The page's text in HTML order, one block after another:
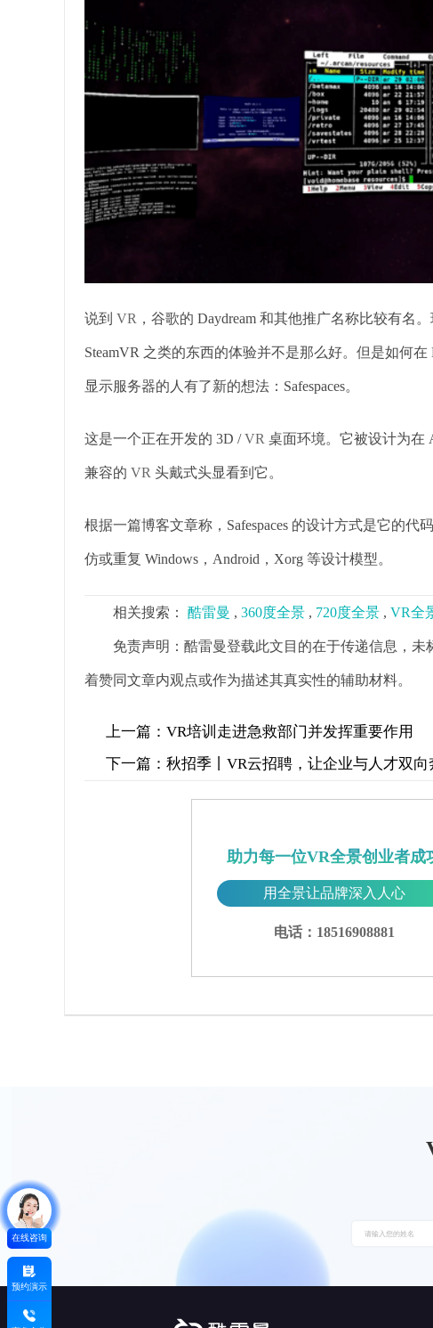
说到 VR ，谷歌的 Daydream 和其他推广名称比较有名
SteamVR 之类的东西的体验并不是那么好。但是如何
显示服务器的人有了新的想法：Safespaces。
这是一个正在开发的 3D /VR 桌面环境。它被设计为在
兼容的 VR 头戴式头显看到它。
根据一篇博客文章称，Safespaces 的设计方式是它的
仿或重复 Windows，Android，Xorg 等设计模型。
相关搜索： 酷雷曼 , 360度全景 , 720度全景 , VR全
免责声明：酷雷曼登载此文目的在于传递信息，
着赞同文章内观点或作为描述其真实性的辅助材料。
上一篇： VR培训走进急救部门并发挥重要作用
下一篇： 秋招季丨VR云招聘，让企业与人才双向
助力每一位VR全景创业者成
用全景让品牌深入人心
电话：18516908881
在线咨询
预约演示